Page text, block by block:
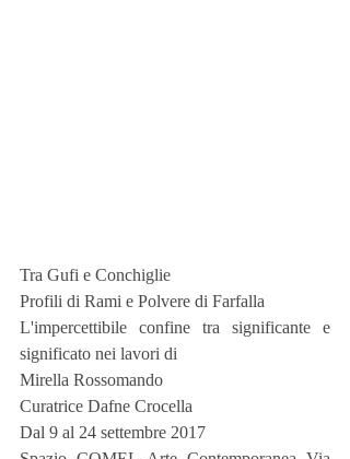
Tra Gufi e Conchiglie
Profili di Rami e Polvere di Farfalla
L'impercettibile confine tra significante e
significato nei lavori di
Mirella Rossomando
Curatrice Dafne Crocella
Dal 9 al 24 settembre 2017